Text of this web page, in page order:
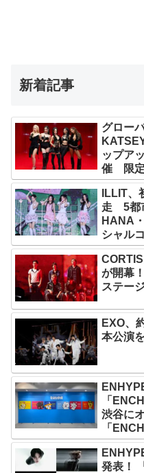
新着記事
グロー
ップア
催 限定
ILLIT、
走 5都
HANA
シャル
が開幕
ステー
EXO、
本公演
「
渋谷に
「
発表！